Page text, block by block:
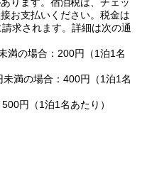
お支払いください。税金は
求されます。詳細は次の通
満の場合：200円（1泊1名
満の場合：400円（1泊1名
円（1泊1名あたり）